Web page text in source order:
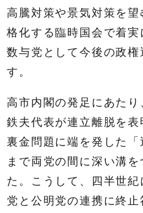
高騰対策や景気対策を
格化する臨時国会で着
数与党として今後の政権
す。
高市内閣の発足にあた
鉄夫代表が連立離脱を
裏金問題に端を発した
まで両党の間に深い溝
た。こうして、四半世
党と公明党の連携に終